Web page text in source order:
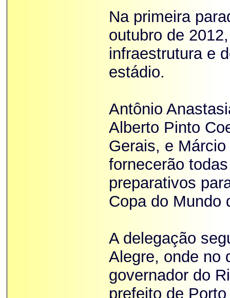
Na primeira
outubro de
infraestrutura e
estádio.
Antônio
Alberto Pinto
Gerais, e
fornecerão
preparativos
Copa do Mundo
A delegação
Alegre, onde no
governador do
prefeito de